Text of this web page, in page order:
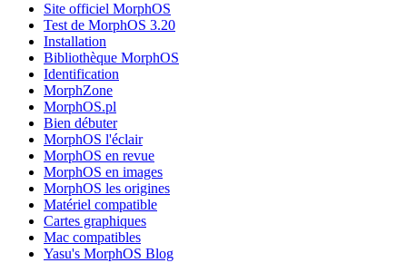
Site officiel MorphOS
Test de MorphOS 3.20
Installation
Bibliothèque MorphOS
Identification
MorphZone
MorphOS.pl
Bien débuter
MorphOS l'éclair
MorphOS en revue
MorphOS en images
MorphOS les origines
Matériel compatible
Cartes graphiques
Mac compatibles
Yasu's MorphOS Blog